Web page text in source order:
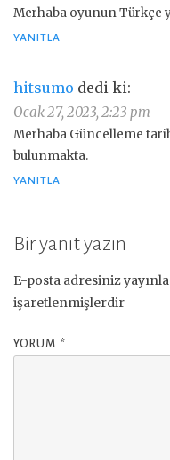
Merhaba oyunun Türkçe
YANITLA
hitsumo dedi ki:
Ocak 27, 2023, 2:23 pm
Merhaba Güncelleme
bulunmakta.
YANITLA
Bir yanıt yazın
E-posta adresiniz
işaretlenmişlerdir
YORUM *